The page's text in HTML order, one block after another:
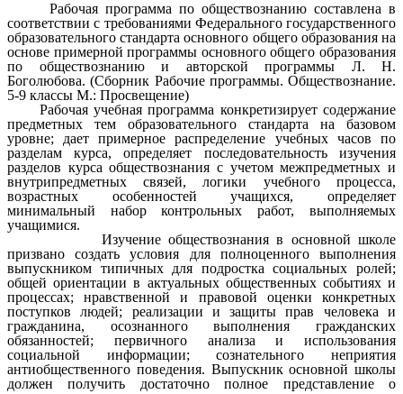
Рабочая программа по обществознанию составлена в
соответствии с требованиями Федерального государственного
образовательного стандарта основного общего образования на
основе примерной программы основного общего образования
по обществознанию и авторской программы Л. Н.
Боголюбова. (Сборник Рабочие программы. Обществознание.
5-9 классы М.: Просвещение)
Рабочая учебная программа конкретизирует содержание
предметных тем образовательного стандарта на базовом
уровне; дает примерное распределение учебных часов по
разделам курса, определяет последовательность изучения
разделов курса обществознания с учетом межпредметных и
внутрипредметных связей, логики учебного процесса,
возрастных особенностей учащихся, определяет
минимальный набор контрольных работ, выполняемых
учащимися.
Изучение обществознания в основной школе
призвано создать условия для полноценного выполнения
выпускником типичных для подростка социальных ролей;
общей ориентации в актуальных общественных событиях и
процессах; нравственной и правовой оценки конкретных
поступков людей; реализации и защиты прав человека и
гражданина, осознанного выполнения гражданских
обязанностей; первичного анализа и использования
социальной информации; сознательного неприятия
антиобщественного поведения. Выпускник основной школы
должен получить достаточно полное представление о